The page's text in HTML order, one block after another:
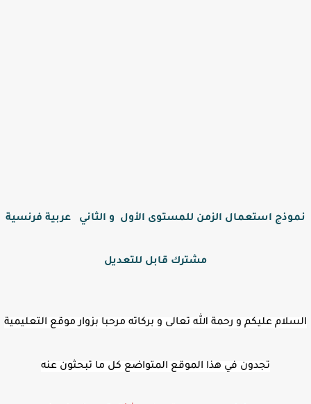
نموذج استعمال الزمن للمستوى الأول و الثاني عربية فرنسية
مشترك قابل للتعديل
السلام عليكم و رحمة الله تعالى و بركاته مرحبا بزوار موقع التعليمية
تجدون في هذا الموقع المتواضع كل ما تبحثون عنه